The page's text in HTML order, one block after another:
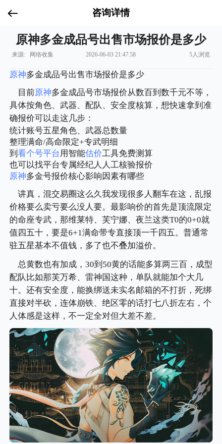
咨询详情
原神多金成品号出售市场报价是多少
来源: 网络收集 2026-06-03 21:47:58 5人浏览
原神多金成品号出售市场报价是多少
目前原神多金成品号市场报价从数百到数千元不等，
具体按角色、武器、配队、安全度核算，想快速拿到准
确报价可以走这几步：
统计账号五星角色、武器总数量
整理满命/高命限定+专武明细
到看个号平台 用智能估价工具免费测算
也可以找平台专属经纪人人工核验报价
原神多金号报价核心影响因素有哪些
讲真，混交易圈这么久我发现很多人翻车在这，乱报
价格要么卖亏要么没人要。最影响价的首先是顶流限定
的命座专武，那维莱特、芙宁娜、夜兰这类T0的0+0就
值四五十，要是6+1满命带专直接顶一千四五。普通常
驻五星基本不值钱，多了也不叠加溢价。
总黄数也有加成，30到50黄的话能多算两三百，成型
配队比如那芙万希、雷神国这种，单队就能加个大几
十。还有安全度，能换绑送未实名邮箱的不打折，死绑
直接对半砍，连体崩铁、绝区零的话打七八折左右，个
人体感是这样，不一定全对但大差不差。